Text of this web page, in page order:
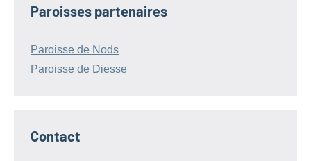
Paroisses partenaires
Paroisse de Nods
Paroisse de Diesse
Contact